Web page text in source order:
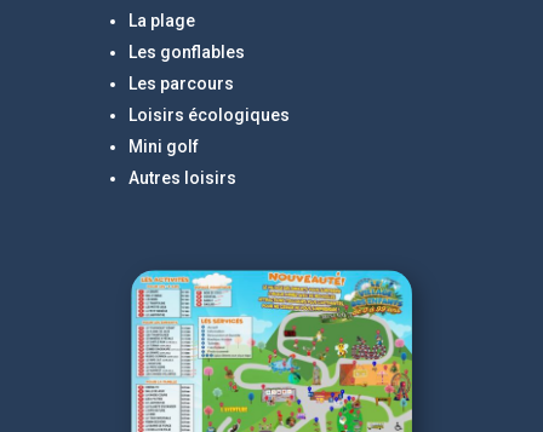
La plage
Les gonflables
Les parcours
Loisirs écologiques
Mini golf
Autres loisirs